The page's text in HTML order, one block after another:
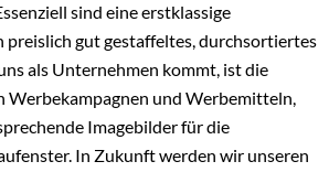
sind eine erstklassige
preislich gut gestaffeltes, durchsortiertes
als Unternehmen kommt, ist die
Werbekampagnen und Werbemitteln,
Imagebilder für die
In Zukunft werden wir unseren